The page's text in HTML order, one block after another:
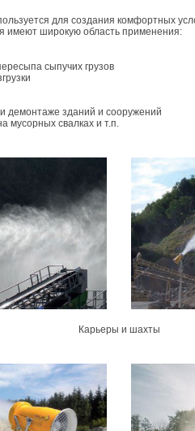
для создания комфортных
имеют широкую область применения:
сыпучих грузов
демонтаже зданий и сооружений
мусорных свалках и т.п.
Карьеры и шахты